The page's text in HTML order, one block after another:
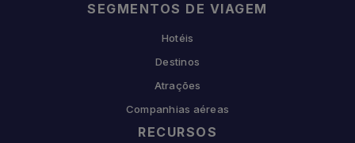
SEGMENTOS DE VIAGEM
Hotéis
Destinos
Atrações
Companhias aéreas
RECURSOS